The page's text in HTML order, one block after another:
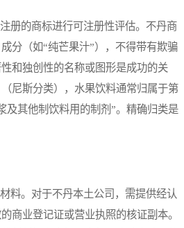
的商标进行可注册性评估。不丹商
分（如“纯芒果汁”），不得带有欺骗
和独创性的名称或图形是成功的关
尼斯分类），水果饮料通常归属于第
及其他制饮料用的制剂”。精确归类是
。对于不丹本土公司，需提供经认
商业登记证或营业执照的核证副本。